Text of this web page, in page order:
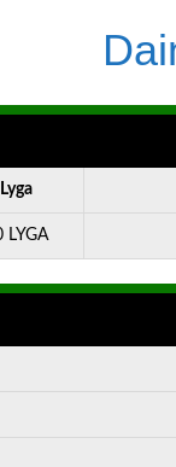
Lyga
LYGA